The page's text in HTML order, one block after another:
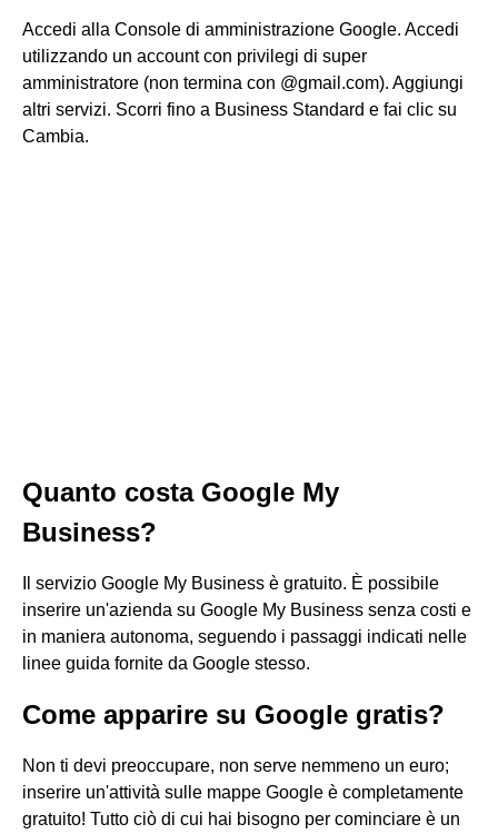
Accedi alla Console di amministrazione Google. Accedi
utilizzando un account con privilegi di super
amministratore (non termina con @gmail.com). Aggiungi
altri servizi. Scorri fino a Business Standard e fai clic su
Cambia.
Quanto costa Google My
Business?
Il servizio Google My Business è gratuito. È possibile
inserire un'azienda su Google My Business senza costi e
in maniera autonoma, seguendo i passaggi indicati nelle
linee guida fornite da Google stesso.
Come apparire su Google gratis?
Non ti devi preoccupare, non serve nemmeno un euro;
inserire un'attività sulle mappe Google è completamente
gratuito! Tutto ciò di cui hai bisogno per cominciare è un